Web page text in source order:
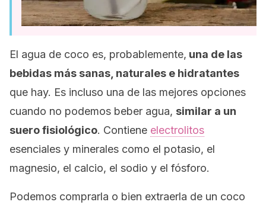
El agua de coco es, probablemente, una de las
bebidas más sanas, naturales e hidratantes
que hay. Es incluso una de las mejores opciones
cuando no podemos beber agua, similar a un
suero fisiológico. Contiene electrolitos
esenciales y minerales como el potasio, el
magnesio, el calcio, el sodio y el fósforo.
Podemos comprarla o bien extraerla de un coco